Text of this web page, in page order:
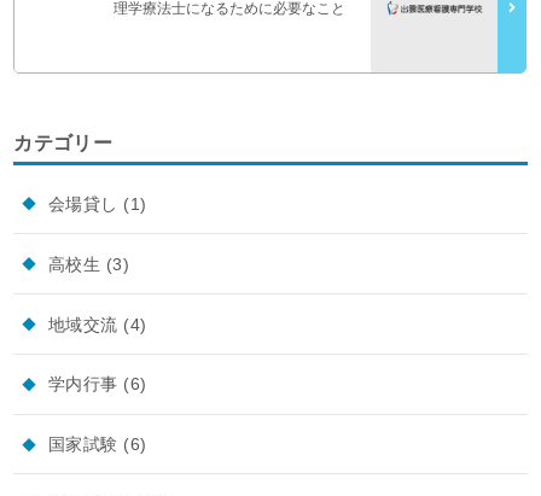
理学療法士になるために必要なこと
カテゴリー
会場貸し (1)
高校生 (3)
地域交流 (4)
学内行事 (6)
国家試験 (6)